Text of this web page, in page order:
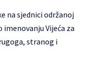
na sjednici održanoj
imenovanju Vijeća za
stranog i